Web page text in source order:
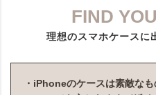
FIND
理想のスマホケースに
・iPhoneのケースは素敵な